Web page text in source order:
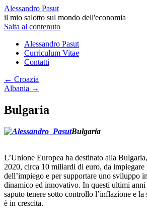
Alessandro Pasut
il mio salotto sul mondo dell'economia
Salta al contenuto
Alessandro Pasut
Curriculum Vitae
Contatti
← Croazia
Albania →
Bulgaria
Bulgaria
L’Unione Europea ha destinato alla
2020, circa 10 miliardi di euro, da impiegare
dell’impiego e per supportare uno sviluppo
dinamico ed innovativo. In questi ultimi
saputo tenere sotto controllo l’inflazione e
è in crescita.